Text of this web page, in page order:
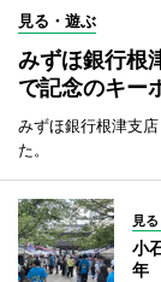
見る・遊ぶ
みずほ銀行根
で記念のキー
みずほ銀行根津支
た。
見
小
年